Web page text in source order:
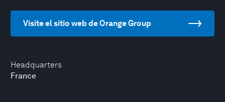
Headquarters
France
Visite el sitio web de Orange Group